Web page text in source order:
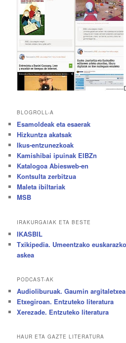
BLOGROLL-A
Esamoldeak eta esaerak
Hizkuntza akatsak
Ikus-entzunezkoak
Kamishibai ipuinak EIBZn
Katalogoa Abiesweb-en
Kontsulta zerbitzua
Maleta ibiltariak
MSB
IRAKURGAIAK ETA BESTE
IKASBIL
Txikipedia. Umeentzako
askea
PODCAST-AK
Audioliburuak. Gaumin argitaletxea
Etxegiroan. Entzuteko literatura
Xerezade. Entzuteko literatura
HAUR ETA GAZTE LITERATURA